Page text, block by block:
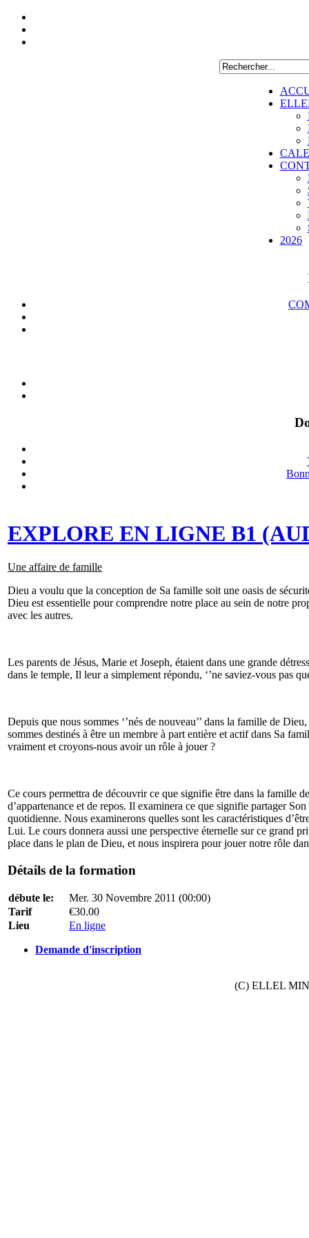
2026
EXPLORE EN LIGNE B1
Une affaire de famille
Dieu a voulu que la conception de Sa famille soit une oasis de
Dieu est essentielle pour comprendre notre place au sein de notre
avec les autres.
Les parents de Jésus, Marie et Joseph, étaient dans une grande
dans le temple, Il leur a simplement répondu, ‘’ne saviez-vous pas
Depuis que nous sommes ‘’nés de nouveau’’ dans la famille de
sommes destinés à être un membre à part entière et actif dans Sa
vraiment et croyons-nous avoir un rôle à jouer ?
Ce cours permettra de découvrir ce que signifie être dans la famille
d’appartenance et de repos. Il examinera ce que signifie partager
quotidienne. Nous examinerons quelles sont les caractéristiques
Lui. Le cours donnera aussi une perspective éternelle sur ce grand
place dans le plan de Dieu, et nous inspirera pour jouer notre rôle
Détails de la formation
débute le:
Mer. 30 Novembre 2011 (00:00)
Tarif
€30.00
Lieu
En ligne
Demande d'inscription
(C) ELLEL